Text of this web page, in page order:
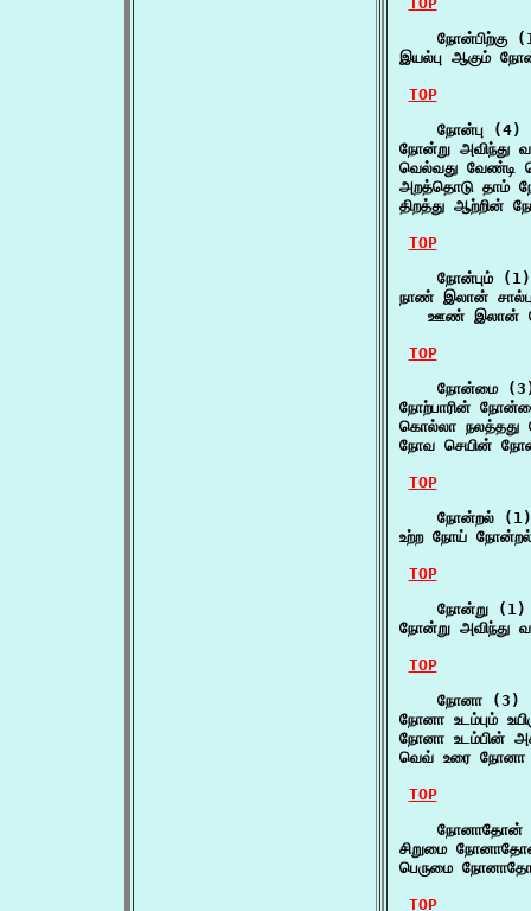
நோன்பிற்கு
இயல்பு ஆகும்
TOP
    நோன்பு (4)
நோன்று
வெல்வது வேண்டி
அறத்தொடு தாம்
திறத்து ஆற்றின்
TOP
    நோன்பும் (1)
நாண் இலான்
ஊண் இலான்
TOP
நோன்மை
நோற்பாரின்
கொல்லா நலத்தது
நோவ செயின்
TOP
    நோன்றல் (1)
உற்ற நோய் நோன்றல்
TOP
    நோன்று (1)
நோன்று
TOP
    நோனா (3)
நோனா உடம்பும்
நோனா உடம்பின்
வெவ் உரை நோனா
TOP
நோனாதோன்
சிறுமை
பெருமை
TOP